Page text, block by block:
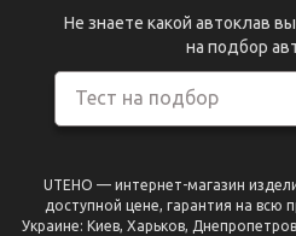
Тест на подбор
Не знаете какой автоклав
на подбор
UTEHO — интернет-магазин
доступной цене, гарантия на всю
Украине: Киев, Харьков,